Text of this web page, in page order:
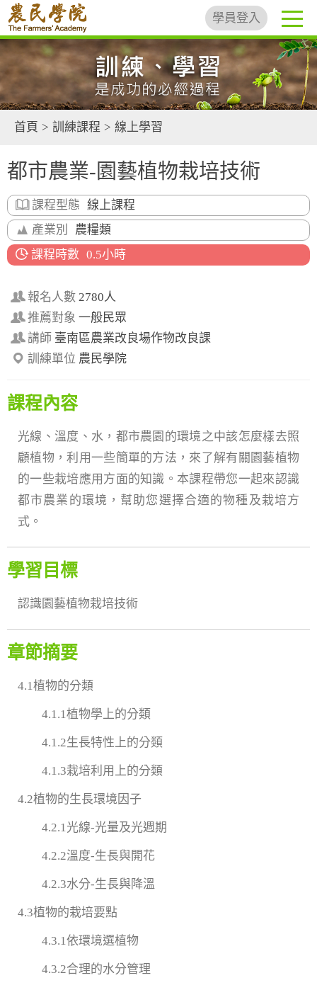
學員登入
首頁 > 訓練課程 > 線上學習
都市農業-園藝植物栽培技術
課程型態 線上課程
產業別
農糧類
課程時數 0.5小時
報名人數 2780人
推薦對象 一般民眾
講師 臺南區農業改良場作物改良課
訓練單位 農民學院
課程內容
光線、溫度、水，都市農園的環境之中該怎麼樣去照
顧植物，利用一些簡單的方法，來了解有關園藝植物
的一些栽培應用方面的知識。本課程帶您一起來認識
都市農業的環境，幫助您選擇合適的物種及栽培方
式。
學習目標
認識園藝植物栽培技術
章節摘要
4.1植物的分類
4.1.1植物學上的分類
4.1.2生長特性上的分類
4.1.3栽培利用上的分類
4.2植物的生長環境因子
4.2.1光線-光量及光週期
4.2.2溫度-生長與開花
4.2.3水分-生長與降溫
4.3植物的栽培要點
4.3.1依環境選植物
4.3.2合理的水分管理